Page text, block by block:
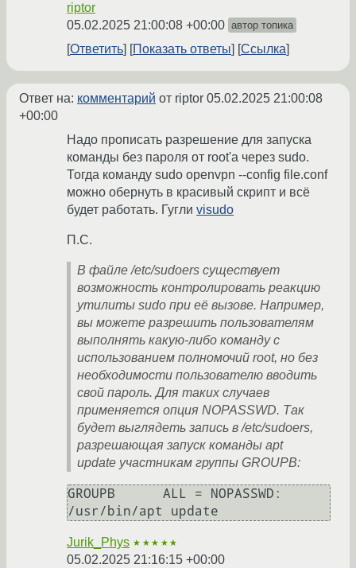
riptor
05.02.2025 21:00:08 +00:00 автор топика
Ответить Показать ответы Ссылка
Ответ на: комментарий от riptor 05.02.2025 21:00:08
+00:00
Надо прописать разрешение для запуска
команды без пароля от root'a через sudo.
Тогда команду sudo openvpn --config file.conf
можно обернуть в красивый скрипт и всё
будет работать. Гугли visudo
П.С.
В файле /etc/sudoers существует
возможность контролировать реакцию
утилиты sudo при её вызове. Например,
вы можете разрешить пользователям
выполнять какую-либо команду с
использованием полномочий root, но без
необходимости пользователю вводить
свой пароль. Для таких случаев
применяется опция NOPASSWD. Так
будет выглядеть запись в /etc/sudoers,
разрешающая запуск команды apt
update участникам группы GROUPB:
GROUPB      ALL = NOPASSWD:
/usr/bin/apt update
Jurik_Phys ★★★★★
05.02.2025 21:16:15 +00:00